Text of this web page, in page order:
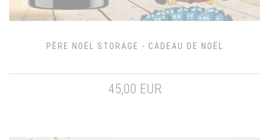
PÈRE NOËL STORAGE - CADEAU DE NOËL
45,00 EUR